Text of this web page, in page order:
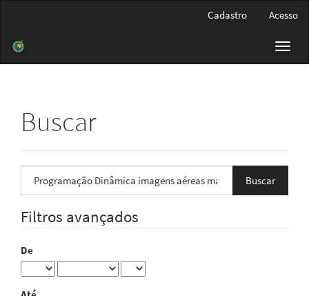
Barra
Cadastro Acesso
Buscar
termo
Filtros avançados
De